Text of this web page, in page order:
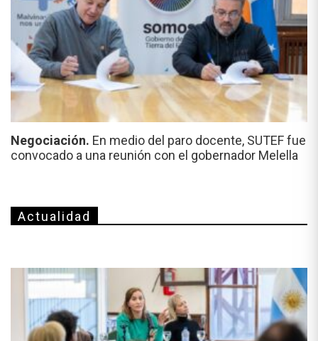
Negociación. En medio del paro docente, SUTEF fue
convocado a una reunión con el gobernador Melella
Actualidad